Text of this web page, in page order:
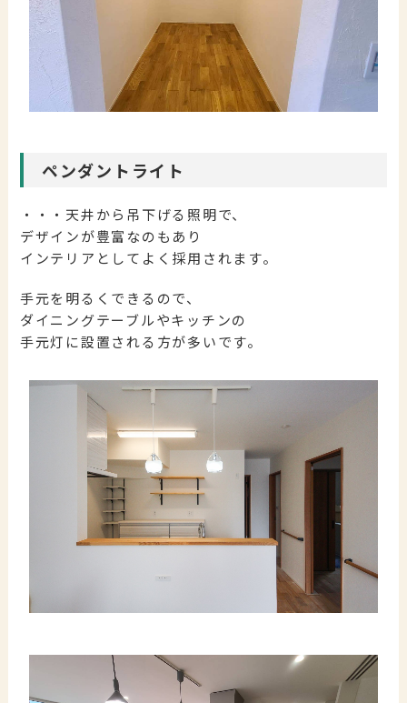
ペンダントライト
・・・天井から吊下げる照明で、
デザインが豊富なのもあり
インテリアとしてよく採用されます。
手元を明るくできるので、
ダイニングテーブルやキッチンの
手元灯に設置される方が多いです。